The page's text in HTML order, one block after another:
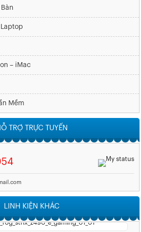
– iMac
Mềm
TRỢ TRỰC TUYẾN
LINH KIỆN KHÁC